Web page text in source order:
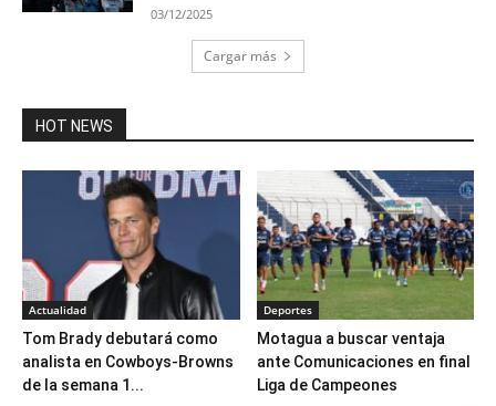
03/12/2025
Cargar más
HOT NEWS
Actualidad
Tom Brady debutará como
analista en Cowboys-Browns
de la semana 1...
Deportes
Motagua a buscar ventaja
ante Comunicaciones en final
Liga de Campeones